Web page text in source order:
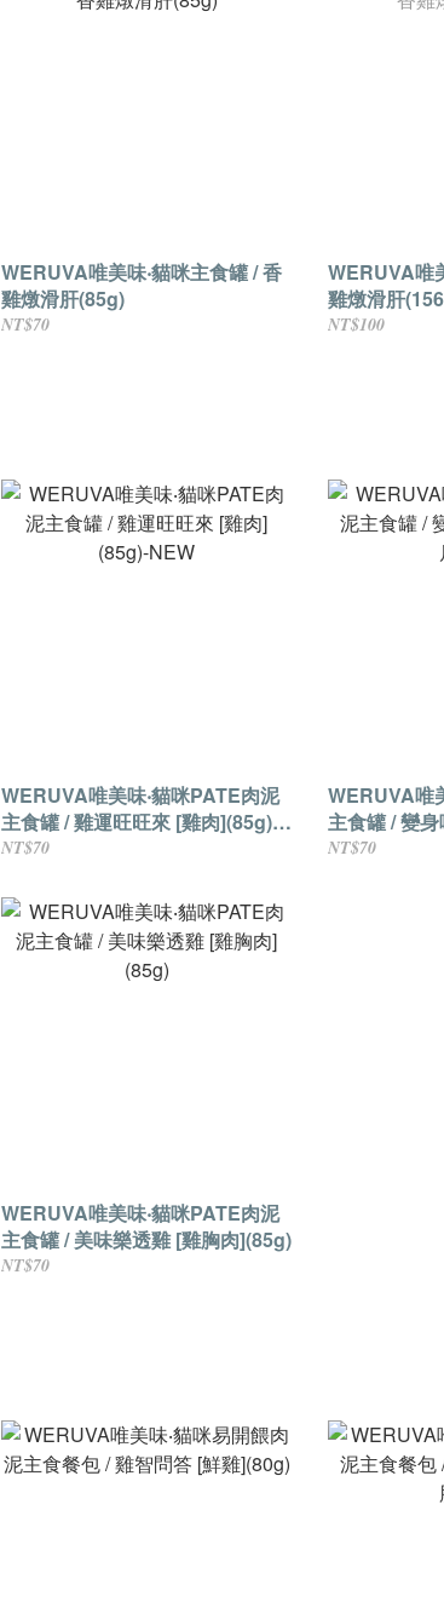
WERUVA唯美味‧貓咪主食罐 / 香
雞燉滑肝(85g)
NT$70
WERUVA唯
雞燉滑肝
NT$100
WERUVA唯美味‧貓咪PATE肉泥
主食罐 / 雞運旺旺來 [雞肉](85g)-
NEW
NT$70
WERUVA唯
主食罐 / 變
(85g)
NT$70
WERUVA唯美味‧貓咪PATE肉泥
主食罐 / 美味樂透雞 [雞胸肉](85g)
NT$70